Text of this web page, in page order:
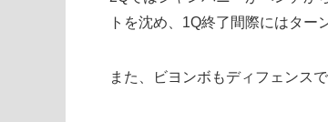
トを沈め、1Q終了間際にはター
また、ビヨンボもディフェンス